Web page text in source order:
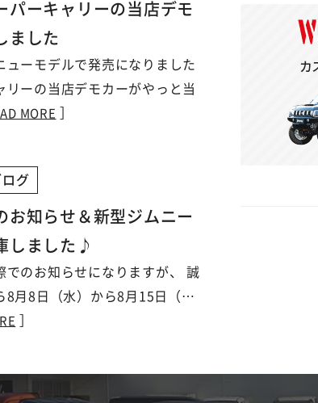
パーキャリーの当店デモ
ました
ューモデルで発売になりました
リーの当店デモカーがやっと当
MORE
ログ
お知らせ＆新型ジムニー
しました♪
でのお知らせになりますが、 誠
8月8日（水）から8月15日（…